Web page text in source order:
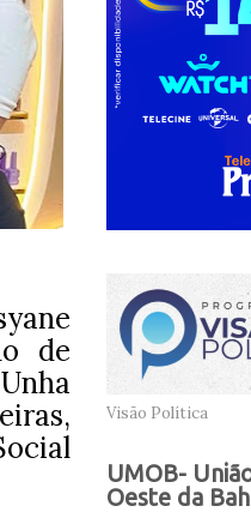
de
Visão Política
UMOB-
Oeste da